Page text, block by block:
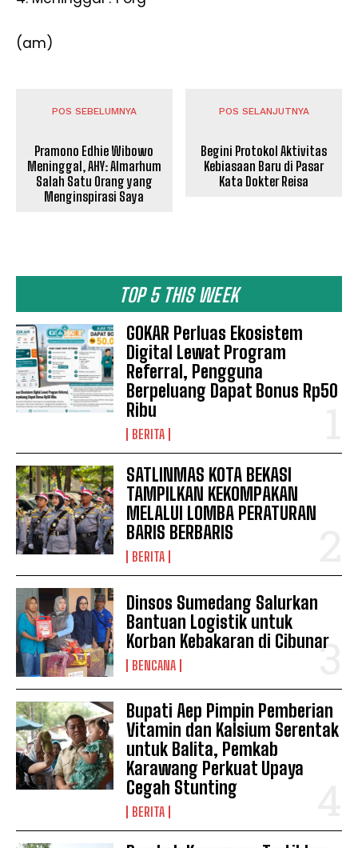
TOP 5 THIS WEEK
GOKAR Perluas Ekosistem
Digital Lewat Program
Referral, Pengguna
Berpeluang Dapat Bonus Rp50
Ribu
BERITA
SATLINMAS KOTA BEKASI
TAMPILKAN KEKOMPAKAN
MELALUI LOMBA PERATURAN
BARIS BERBARIS
BERITA
Dinsos Sumedang Salurkan
Bantuan Logistik untuk
Korban Kebakaran di Cibunar
BENCANA
Bupati Aep Pimpin Pemberian
Vitamin dan Kalsium Serentak
untuk Balita, Pemkab
Karawang Perkuat Upaya
Cegah Stunting
BERITA
(am)
POS SEBELUMNYA
Pramono Edhie Wibowo
Meninggal, AHY: Almarhum
Salah Satu Orang yang
Menginspirasi Saya
POS SELANJUTNYA
Begini Protokol Aktivitas
Kebiasaan Baru di Pasar
Kata Dokter Reisa